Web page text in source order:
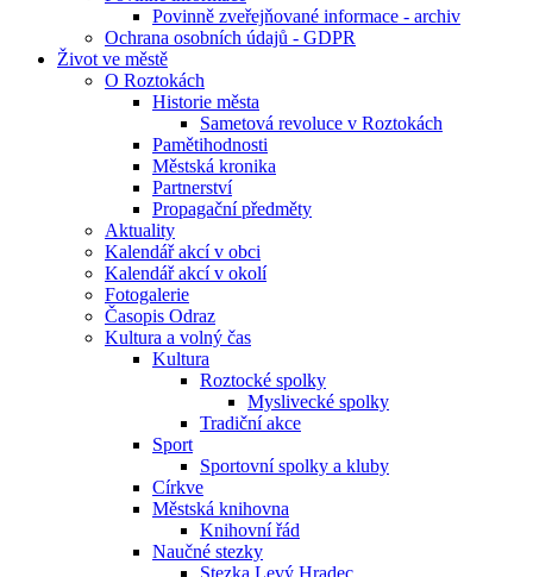
Povinně zveřejňované informace - archiv
Ochrana osobních údajů - GDPR
Život ve městě
O Roztokách
Historie města
Sametová revoluce v Roztokách
Pamětihodnosti
Městská kronika
Partnerství
Propagační předměty
Aktuality
Kalendář akcí v obci
Kalendář akcí v okolí
Fotogalerie
Časopis Odraz
Kultura a volný čas
Kultura
Roztocké spolky
Myslivecké spolky
Tradiční akce
Sport
Sportovní spolky a kluby
Církve
Městská knihovna
Knihovní řád
Naučné stezky
Stezka Levý Hradec